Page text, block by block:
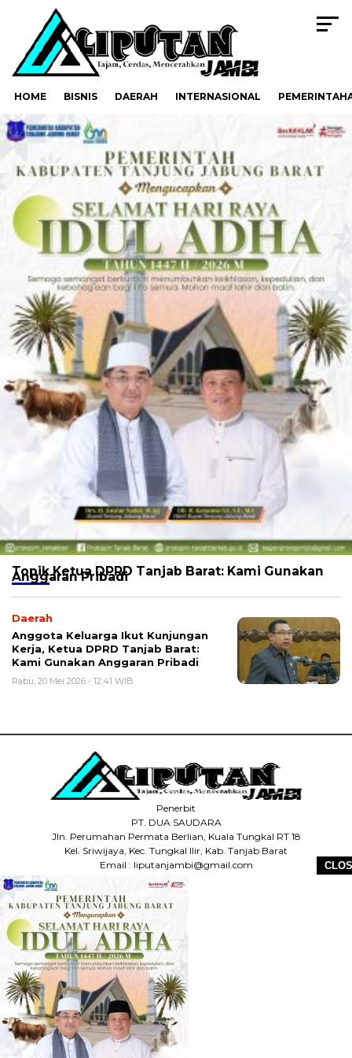
HOME BISNIS DAERAH INTERNASIONAL
Topik Ketua DPRD Tanjab Barat: Kami Gunakan
Anggaran Pribadi
Daerah
Anggota Keluarga Ikut Kunjungan
Kerja, Ketua DPRD Tanjab Barat:
Kami Gunakan Anggaran Pribadi
Rabu, 20 Mei 2026 - 12:41 WIB
Penerbit
PT. DUA SAUDARA
Jln. Perumahan Permata Berlian, Kuala Tungkal RT 18
Kel. Sriwijaya, Kec. Tungkal Ilir, Kab. Tanjab Barat
Email : liputanjambi@gmail.com
HP +62 831-5083-5655
HOME REDAKSI
PEDOMAN MEDIA SIBER
DISCLAIMER
INFO IKLAN
COPYRIGHT © 2026 LIPUTANJAMBI.ID - ALL RIGHTS RESERVED